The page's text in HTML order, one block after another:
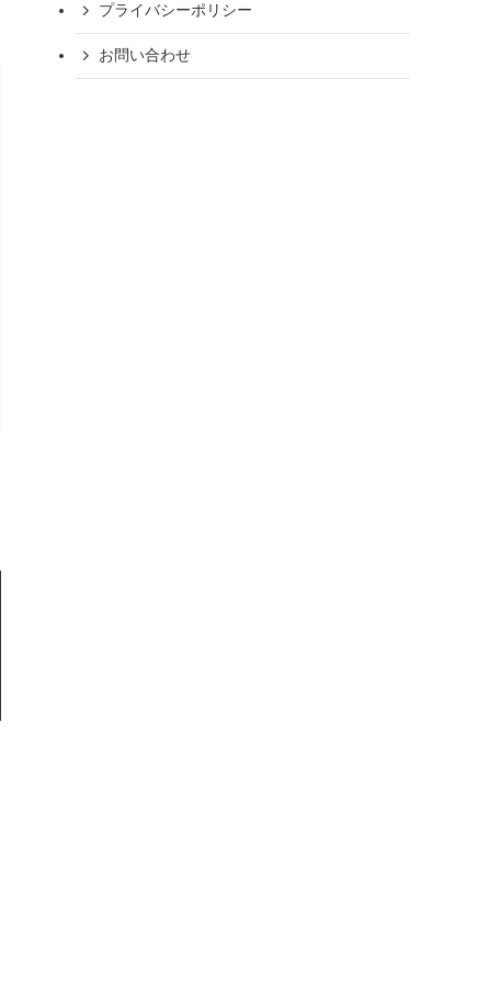
プライバシーポリシー
お問い合わせ